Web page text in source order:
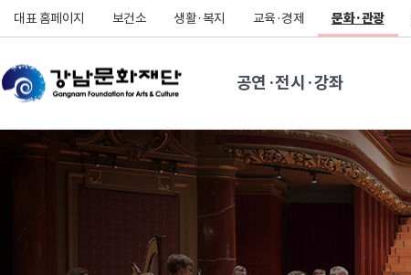
대표 홈페이지 보건소 생활·복지 교육·경제 문화·관광
공연·전시·강좌